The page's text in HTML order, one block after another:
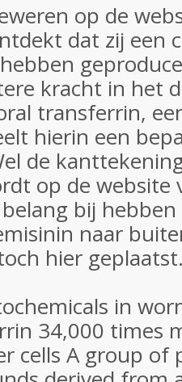
op de
dat zij een
kracht in het
transferrin,
hierin een
de
op de website
bij
naar
hier
in
34,000 times
cells A group of